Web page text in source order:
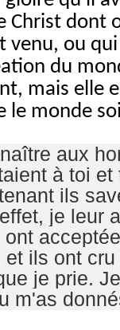
Christ dont
venu, ou
du
mais elle
le monde
aux
à toi
ils
je leur
ils ont
je prie.
m'as